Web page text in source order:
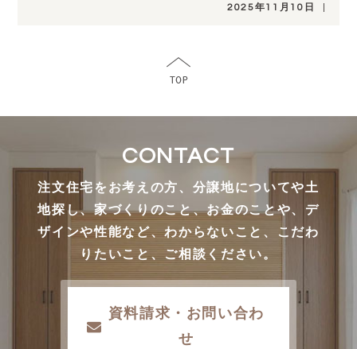
2025年11月10日
CONTACT
注文住宅をお考えの方、分譲地についてや土
地探し、家づくりのこと、お金のことや、デ
ザインや性能など、わからないこと、こだわ
りたいこと、ご相談ください。
資料請求・お問い合わ
せ